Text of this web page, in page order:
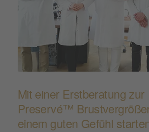
Mit einer Erstbe­ra­tung zur
Preservé™
einem guten Gefühl